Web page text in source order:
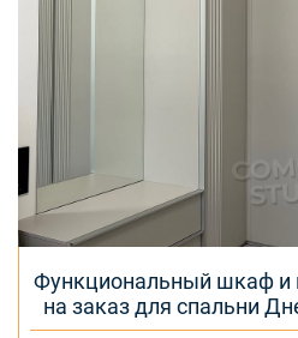
Функциональный шкаф и
на заказ для спальни